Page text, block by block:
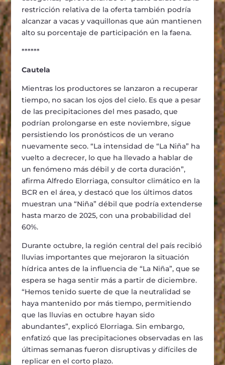
restricción relativa de la oferta también podría
alcanzar a vacas y vaquillonas que aún mantienen
alto su porcentaje de participación en la faena.
******
Cautela
Mientras los productores se lanzaron a recuperar
tiempo, no sacan los ojos del cielo. Es que a pesar
de las precipitaciones del mes pasado, que
podrían prolongarse en este noviembre, sigue
persistiendo los pronósticos de un verano
nuevamente seco. “La intensidad de “La Niña” ha
vuelto a decrecer, lo que ha llevado a hablar de
un fenómeno más débil y de corta duración”,
afirma Alfredo Elorriaga, consultor climático en la
BCR en el área, y destacó que los últimos datos
muestran una “Niña” débil que podría extenderse
hasta marzo de 2025, con una probabilidad del
60%.
Durante octubre, la región central del país recibió
lluvias importantes que mejoraron la situación
hídrica antes de la influencia de “La Niña”, que se
espera se haga sentir más a partir de diciembre.
“Hemos tenido suerte de que la neutralidad se
haya mantenido por más tiempo, permitiendo
que las lluvias en octubre hayan sido
abundantes”, explicó Elorriaga. Sin embargo,
enfatizó que las precipitaciones observadas en las
últimas semanas fueron disruptivas y difíciles de
replicar en el corto plazo.